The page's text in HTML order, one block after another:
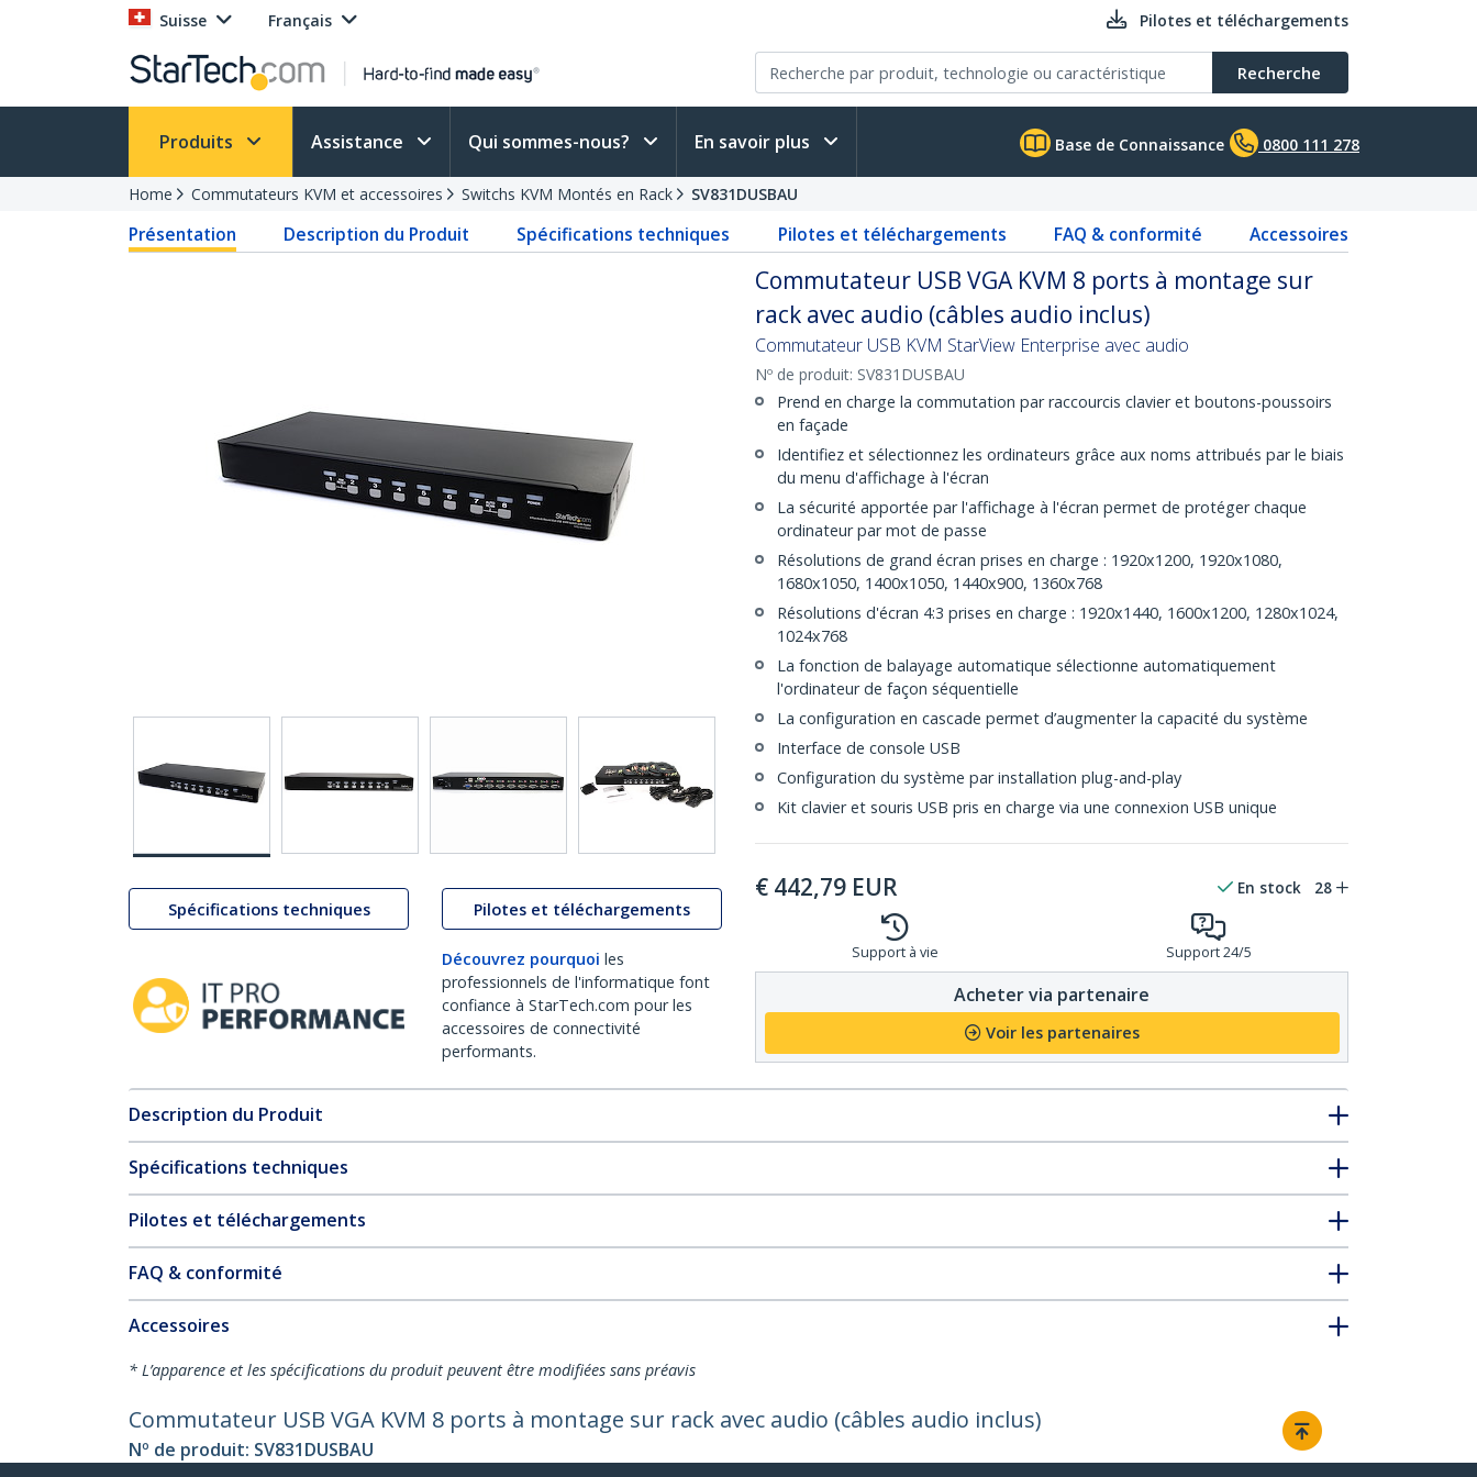
Suisse Français Pilotes et téléchargements
Recherche
Produits Assistance Qui sommes-nous? En savoir plus Base de Connaissance 0800 111 278
Home Commutateurs KVM et accessoires Switchs KVM Montés en Rack SV831DUSBAU
Présentation Description du Produit Spécifications techniques Pilotes et téléchargements FAQ & conformité Accessoires
Spécifications techniques Pilotes et téléchargements
Découvrez pourquoi les
professionnels de l'informatique font
confiance à StarTech.com pour les
accessoires de connectivité
performants.
Commutateur USB VGA KVM 8 ports à montage sur
rack avec audio (câbles audio inclus)
Commutateur USB KVM StarView Enterprise avec audio
Nº de produit: SV831DUSBAU
Prend en charge la commutation par raccourcis clavier et boutons-poussoirs
en façade
Identifiez et sélectionnez les ordinateurs grâce aux noms attribués par le biais
du menu d'affichage à l'écran
La sécurité apportée par l'affichage à l'écran permet de protéger chaque
ordinateur par mot de passe
Résolutions de grand écran prises en charge : 1920x1200, 1920x1080,
1680x1050, 1400x1050, 1440x900, 1360x768
Résolutions d'écran 4:3 prises en charge : 1920x1440, 1600x1200, 1280x1024,
1024x768
La fonction de balayage automatique sélectionne automatiquement
l'ordinateur de façon séquentielle
La configuration en cascade permet d’augmenter la capacité du système
Interface de console USB
Configuration du système par installation plug-and-play
Kit clavier et souris USB pris en charge via une connexion USB unique
€ 442,79 EUR En stock 28
Support à vie Support 24/5
Acheter via partenaire
Voir les partenaires
Description du Produit
Spécifications techniques
Pilotes et téléchargements
FAQ & conformité
Accessoires
* L’apparence et les spécifications du produit peuvent être modifiées sans préavis
Commutateur USB VGA KVM 8 ports à montage sur rack avec audio (câbles audio inclus)
Nº de produit: SV831DUSBAU